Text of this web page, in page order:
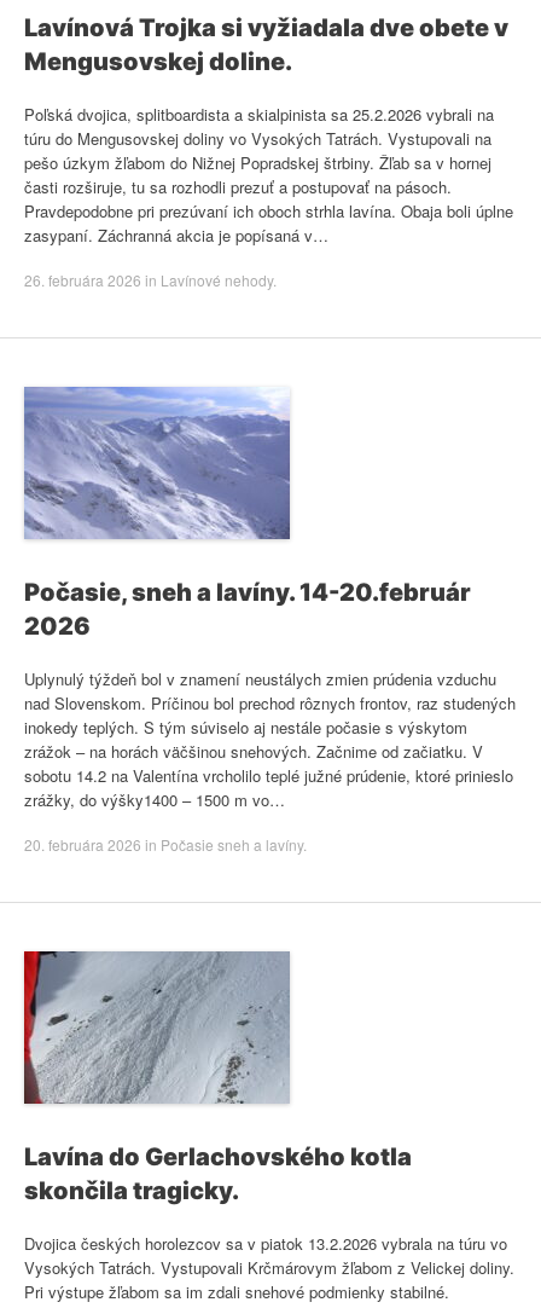
Lavínová Trojka si vyžiadala dve obete v
Mengusovskej doline.
Poľská dvojica, splitboardista a skialpinista sa 25.2.2026 vybrali na
túru do Mengusovskej doliny vo Vysokých Tatrách. Vystupovali na
pešo úzkym žľabom do Nižnej Popradskej štrbiny. Žľab sa v hornej
časti rozširuje, tu sa rozhodli prezuť a postupovať na pásoch.
Pravdepodobne pri prezúvaní ich oboch strhla lavína. Obaja boli úplne
zasypaní. Záchranná akcia je popísaná v…
26. februára 2026 in Lavínové nehody.
Počasie, sneh a lavíny. 14-20.február
2026
Uplynulý týždeň bol v znamení neustálych zmien prúdenia vzduchu
nad Slovenskom. Príčinou bol prechod rôznych frontov, raz studených
inokedy teplých. S tým súviselo aj nestále počasie s výskytom
zrážok – na horách väčšinou snehových. Začnime od začiatku. V
sobotu 14.2 na Valentína vrcholilo teplé južné prúdenie, ktoré prinieslo
zrážky, do výšky1400 – 1500 m vo…
20. februára 2026 in Počasie sneh a lavíny.
Lavína do Gerlachovského kotla
skončila tragicky.
Dvojica českých horolezcov sa v piatok 13.2.2026 vybrala na túru vo
Vysokých Tatrách. Vystupovali Krčmárovym žľabom z Velickej doliny.
Pri výstupe žľabom sa im zdali snehové podmienky stabilné.